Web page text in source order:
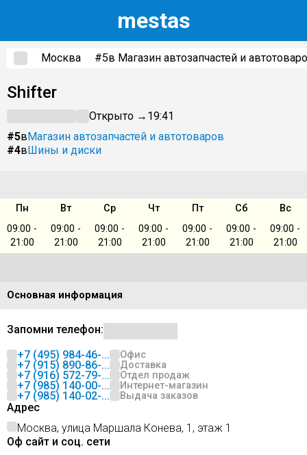
mestas
Москва #5в Магазин автозапчастей и
Shifter
Открыто → 19:41
#5вМагазин автозапчастей и автотоваров
#4вШины и диски
Пн Вт Ср Чт Пт Сб
Вс
09:00 -
21:00
09:00 -
21:00
09:00 -
21:00
09:00 -
21:00
09:00 -
21:00
09:00 -
21:00
09:00 -
21:00
Основная информация
Запомни телефон:
+7 (495) 984-46-...
Офис
+7 (915) 890-86-... Доставка
+7 (916) 572-79-... Отдел продаж
+7 (985) 140-00-... Интернет-магазин
+7 (985) 140-02-... Выдача заказов
Адрес
Москва, улица Маршала Конева, 1, этаж 1
Оф сайт и соц. сети